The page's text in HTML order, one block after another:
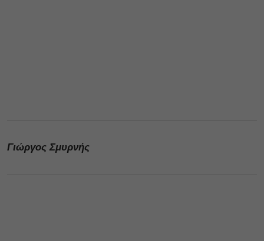
Γιώργος Σμυρνής